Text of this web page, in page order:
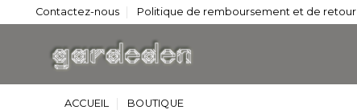
Contactez-nous Politique de remboursement et de retour
ACCUEIL BOUTIQUE